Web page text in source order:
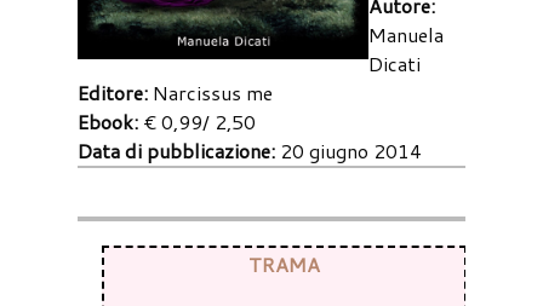
Manuela
Dicati
Editore: Narcissus me
Ebook: € 0,99/ 2,50
Data di pubblicazione: 20 giugno 2014
TRAMA